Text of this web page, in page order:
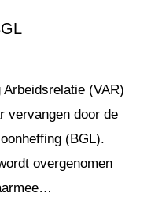
Arbeidsrelatie (VAR)
vervangen door de
(BGL).
overgenomen